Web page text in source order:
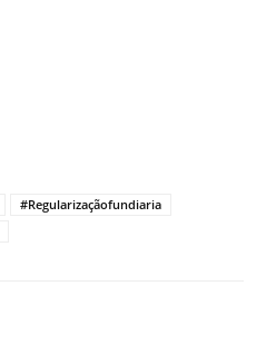
#Regularizaçãofundiaria